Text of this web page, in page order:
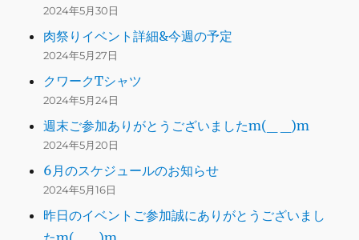
2024年5月30日
肉祭りイベント詳細&今週の予定
2024年5月27日
クワークTシャツ
2024年5月24日
週末ご参加ありがとうございましたm(_ _)m
2024年5月20日
6月のスケジュールのお知らせ
2024年5月16日
昨日のイベントご参加誠にありがとうございまし